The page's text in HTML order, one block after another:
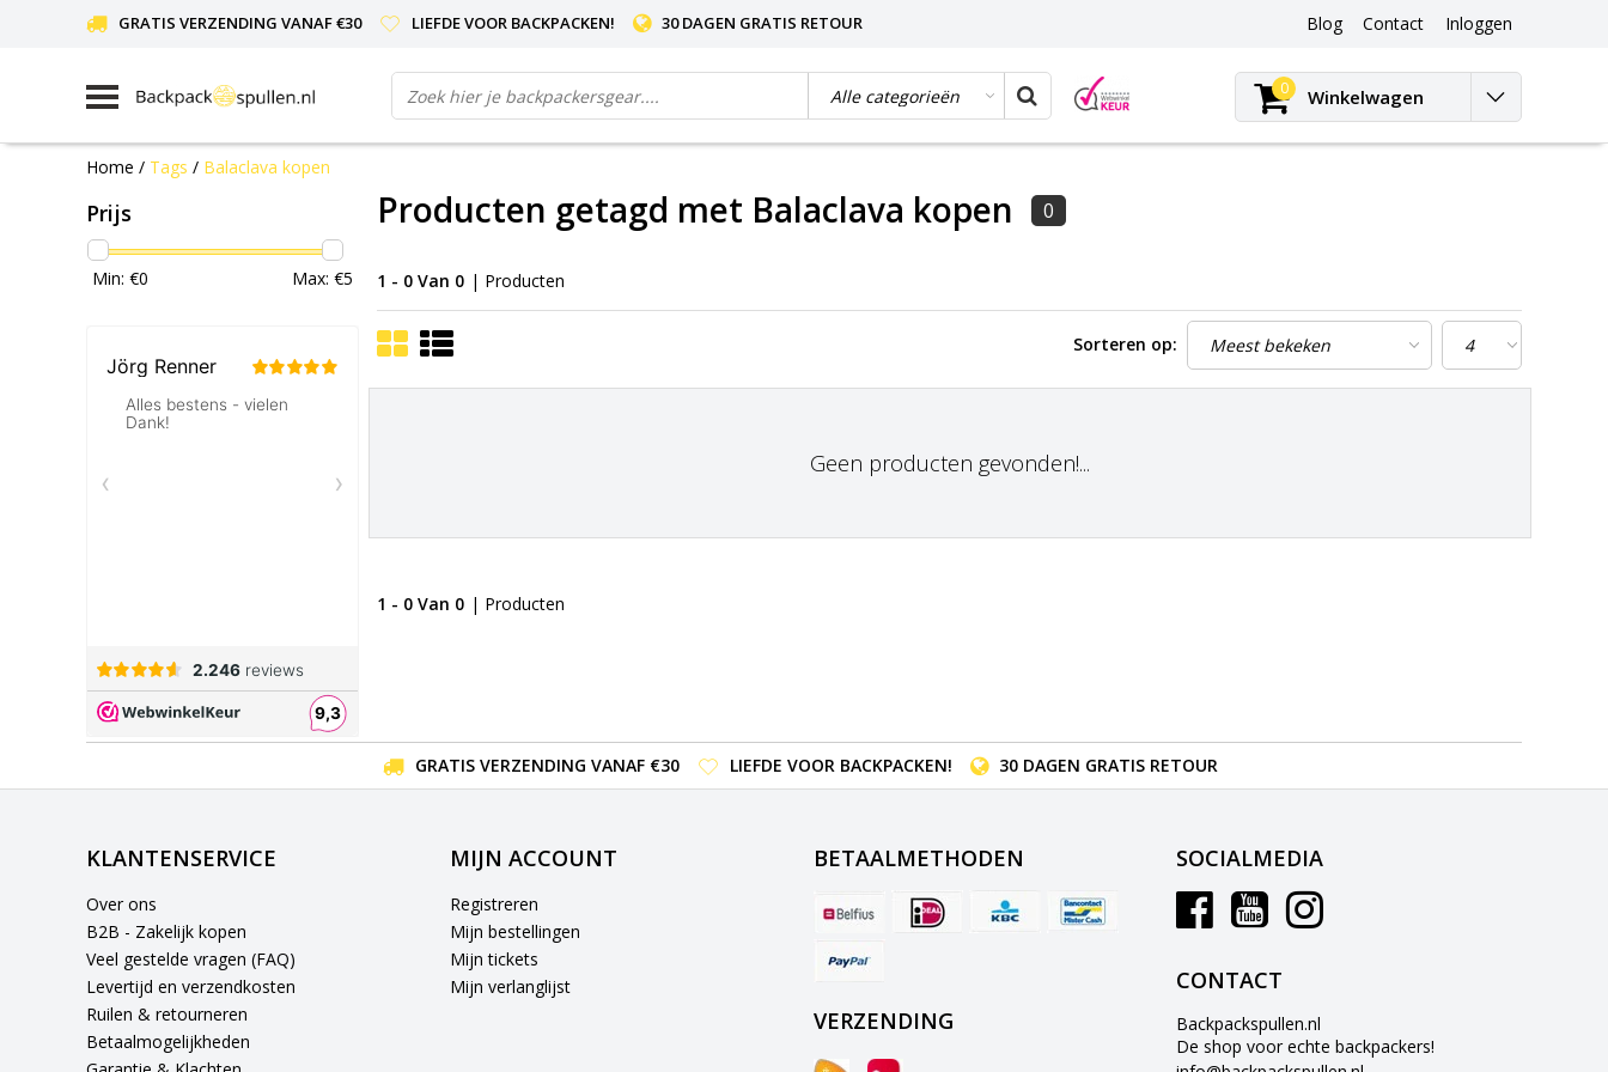
GRATIS VERZENDING VANAF €30 LIEFDE VOOR BACKPACKEN! 30 DAGEN GRATIS RETOUR Blog
Blog
Contact Inloggen
0 Winkelwagen
Home / Tags / Balaclava kopen
Prijs
Min: €0 Max: €5
Producten getagd met Balaclava kopen 0
1 - 0 Van 0 | Producten
Sorteren op:
Geen producten gevonden!...
1 - 0 Van 0 | Producten
GRATIS VERZENDING VANAF €30 LIEFDE VOOR BACKPACKEN! 30 DAGEN GRATIS RETOUR
KLANTENSERVICE
Over ons
B2B - Zakelijk kopen
Veel gestelde vragen (FAQ)
Levertijd en verzendkosten
Ruilen & retourneren
Betaalmogelijkheden
MIJN ACCOUNT
Registreren
Mijn bestellingen
Mijn tickets
Mijn verlanglijst
BETAALMETHODEN
VERZENDING
SOCIALMEDIA
CONTACT
Backpackspullen.nl
De shop voor echte backpackers!